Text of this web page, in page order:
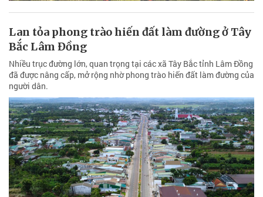
Lan tỏa phong trào hiến đất làm đường ở Tây
Bắc Lâm Đồng
Nhiều trục đường lớn, quan trọng tại các xã Tây Bắc tỉnh Lâm Đồng
đã được nâng cấp, mở rộng nhờ phong trào hiến đất làm đường của
người dân.